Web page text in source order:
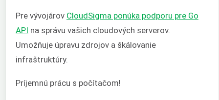
Pre vývojárov CloudSigma ponúka podporu pre Go
API na správu vašich cloudových serverov.
Umožňuje úpravu zdrojov a škálovanie
infraštruktúry.
Príjemnú prácu s počítačom!